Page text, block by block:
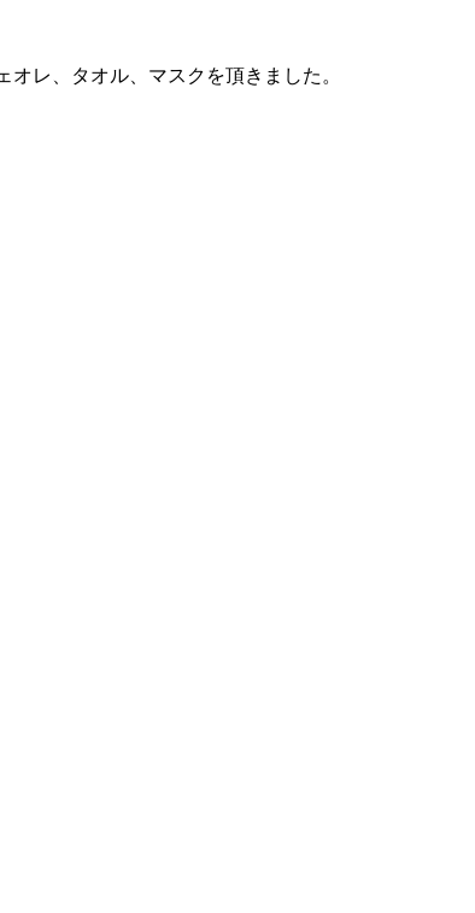
レ、タオル、マスクを頂きました。